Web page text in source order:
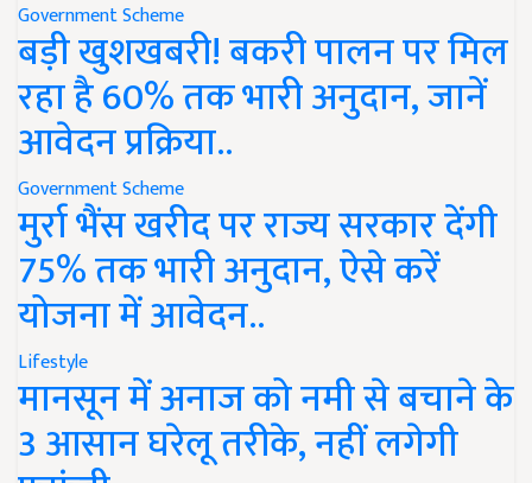
Government Scheme
बड़ी खुशखबरी! बकरी पालन पर मिल
रहा है 60% तक भारी अनुदान, जानें
आवेदन प्रक्रिया..
Government Scheme
मुर्रा भैंस खरीद पर राज्य सरकार देंगी
75% तक भारी अनुदान, ऐसे करें
योजना में आवेदन..
Lifestyle
मानसून में अनाज को नमी से बचाने के
3 आसान घरेलू तरीके, नहीं लगेगी